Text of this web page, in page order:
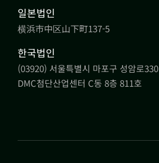
일본법인
横浜市中区山下町137-5
한국법인
(03920) 서울특별시 마포구 성암로330
DMC첨단산업센터 C동 8층 811호